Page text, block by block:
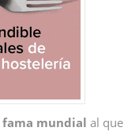
fama mundial al que